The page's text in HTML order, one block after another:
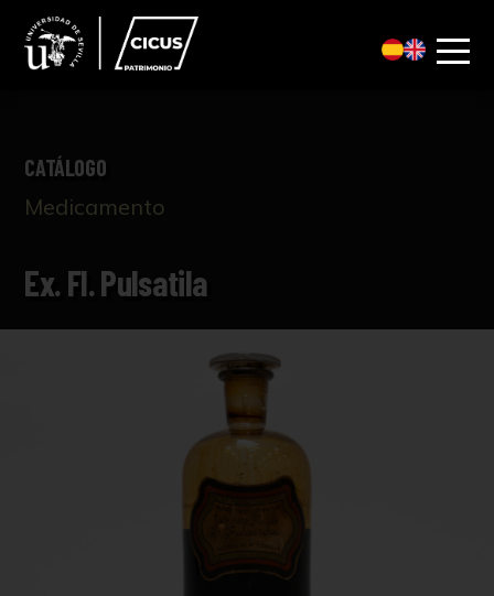
CATÁLOGO
Medicamento
Ex. Fl. Pulsatila